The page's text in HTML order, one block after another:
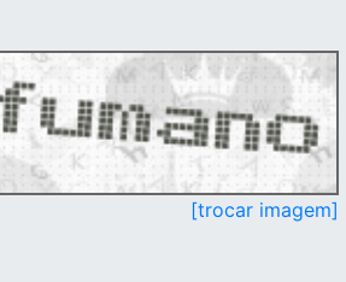
[trocar imagem]